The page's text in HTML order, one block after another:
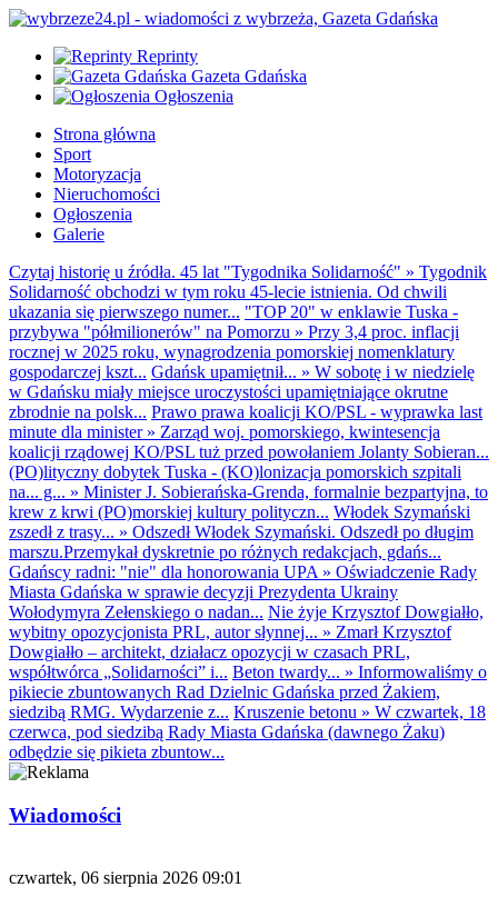
Reprinty
Gazeta Gdańska
Ogłoszenia
Strona główna
Sport
Motoryzacja
Nieruchomości
Ogłoszenia
Galerie
Czytaj historię u źródła. 45 lat "Tygodnika Solidarność" » Tygodnik
Solidarność obchodzi w tym roku 45-lecie istnienia. Od chwili
ukazania się pierwszego numer... "TOP 20" w enklawie Tuska -
przybywa "półmilionerów" na Pomorzu » Przy 3,4 proc. inflacji
rocznej w 2025 roku, wynagrodzenia pomorskiej nomenklatury
gospodarczej kszt... Gdańsk upamiętnił... » W sobotę i w niedzielę
w Gdańsku miały miejsce uroczystości upamiętniające okrutne
zbrodnie na polsk... Prawo prawa koalicji KO/PSL - wyprawka last
minute dla minister» Zarząd woj. pomorskiego, kwintesencja
koalicji rządowej KO/PSL tuż przed powołaniem Jolanty Sobieran...
(PO)lityczny dobytek Tuska - (KO)lonizacja pomorskich szpitali
na... g... » Minister J. Sobierańska-Grenda, formalnie bezpartyjna, to
krew z krwi (PO)morskiej kultury polityczn... Włodek Szymański
zszedł z trasy... » Odszedł Włodek Szymański. Odszedł po długim
marszu.Przemykał dyskretnie po różnych redakcjach, gdańs...
Gdańscy radni: "nie" dla honorowania UPA » Oświadczenie Rady
Miasta Gdańska w sprawie decyzji Prezydenta Ukrainy
Wołodymyra Zełenskiego o nadan... Nie żyje Krzysztof Dowgiałło,
wybitny opozycjonista PRL, autor słynnej... » Zmarł Krzysztof
Dowgiałło – architekt, działacz opozycji w czasach PRL,
współtwórca „Solidarności” i... Beton twardy... » Informowaliśmy o
pikiecie zbuntowanych Rad Dzielnic Gdańska przed Żakiem,
siedzibą RMG. Wydarzenie z... Kruszenie betonu » W czwartek, 18
czerwca, pod siedzibą Rady Miasta Gdańska (dawnego Żaku)
odbędzie się pikieta zbuntow...
Wiadomości
czwartek, 06 sierpnia 2026 09:01